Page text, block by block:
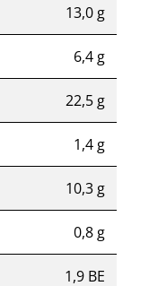
13,0 g
6,4 g
22,5 g
1,4 g
10,3 g
0,8 g
1,9 BE